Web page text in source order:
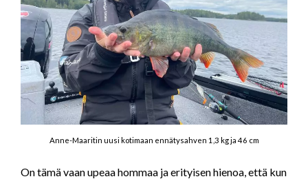
Anne-Maaritin uusi kotimaan ennätysahven 1,3 kg ja 46 cm
On tämä vaan upeaa hommaa ja erityisen hienoa, että kun